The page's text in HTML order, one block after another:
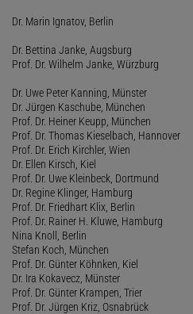
Dr. Marin Ignatov, Berlin
Dr. Bettina Janke, Augsburg
Prof. Dr. Wilhelm Janke, Würzburg
Dr. Uwe Peter Kanning, Münster
Dr. Jürgen Kaschube, München
Prof. Dr. Heiner Keupp, München
Prof. Dr. Thomas Kieselbach, Hannover
Prof. Dr. Erich Kirchler, Wien
Dr. Ellen Kirsch, Kiel
Prof. Dr. Uwe Kleinbeck, Dortmund
Dr. Regine Klinger, Hamburg
Prof. Dr. Friedhart Klix, Berlin
Prof. Dr. Rainer H. Kluwe, Hamburg
Nina Knoll, Berlin
Stefan Koch, München
Prof. Dr. Günter Köhnken, Kiel
Dr. Ira Kokavecz, Münster
Prof. Dr. Günter Krampen, Trier
Prof. Dr. Jürgen Kriz, Osnabrück